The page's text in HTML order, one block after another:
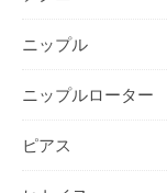
ニップル
ニップルローター
ピアス